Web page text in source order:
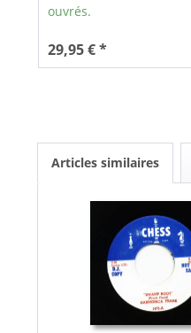
ouvrés.
29,95 € *
Articles similaires